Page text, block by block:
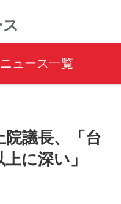
ニュース一覧
議長、「台
に深い」